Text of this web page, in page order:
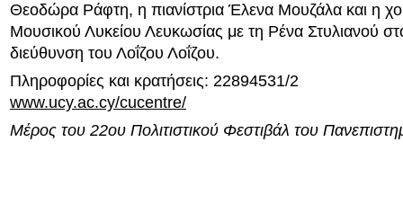
Θεοδώρα Ράφτη, η πιανίστρια Έλενα Μουζάλα και η
Μουσικού Λυκείου Λευκωσίας με τη Ρένα Στυλιανού
διεύθυνση του Λοΐζου Λοΐζου.
Πληροφορίες και κρατήσεις: 22894531/2
www.ucy.ac.cy/cucentre/
Μέρος του 22ου Πολιτιστικού Φεστιβάλ του